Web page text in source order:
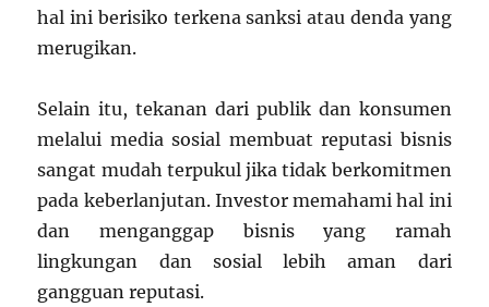
hal ini berisiko terkena sanksi atau denda yang
merugikan.
Selain itu, tekanan dari publik dan konsumen
melalui media sosial membuat reputasi bisnis
sangat mudah terpukul jika tidak berkomitmen
pada keberlanjutan. Investor memahami hal ini
dan menganggap bisnis yang ramah
lingkungan dan sosial lebih aman dari
gangguan reputasi.